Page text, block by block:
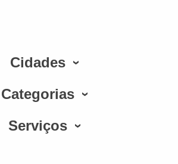
Cidades
Categorias
Serviços